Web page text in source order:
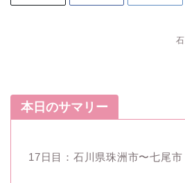
本日のサマリー
17日目：石川県珠洲市〜七尾市